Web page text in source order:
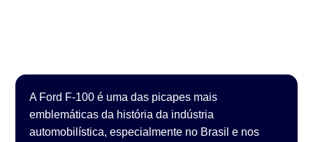
A Ford F-100 é uma das picapes mais
emblemáticas da história da indústria
automobilística, especialmente no Brasil e nos